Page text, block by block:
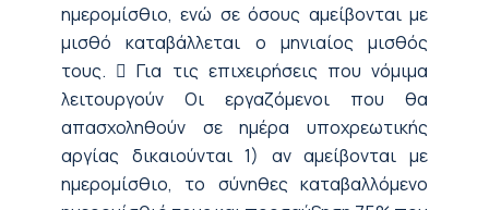
ημερομίσθιο, ενώ σε όσους αμείβονται με
μισθό καταβάλλεται ο μηνιαίος μισθός
τους.  Για τις επιχειρήσεις που νόμιμα
λειτουργούν Οι εργαζόμενοι που θα
απασχοληθούν σε ημέρα υποχρεωτικής
αργίας δικαιούνται 1) αν αμείβονται με
ημερομίσθιο, το σύνηθες καταβαλλόμενο